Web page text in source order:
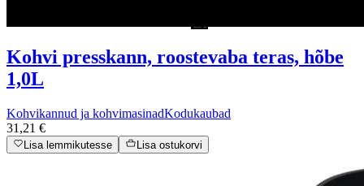
Kohvi presskann, roostevaba teras, hõbe
1,0L
Kohvikannud ja kohvimasinadKodukaubad
31,21 €
Lisa lemmikutesse Lisa ostukorvi